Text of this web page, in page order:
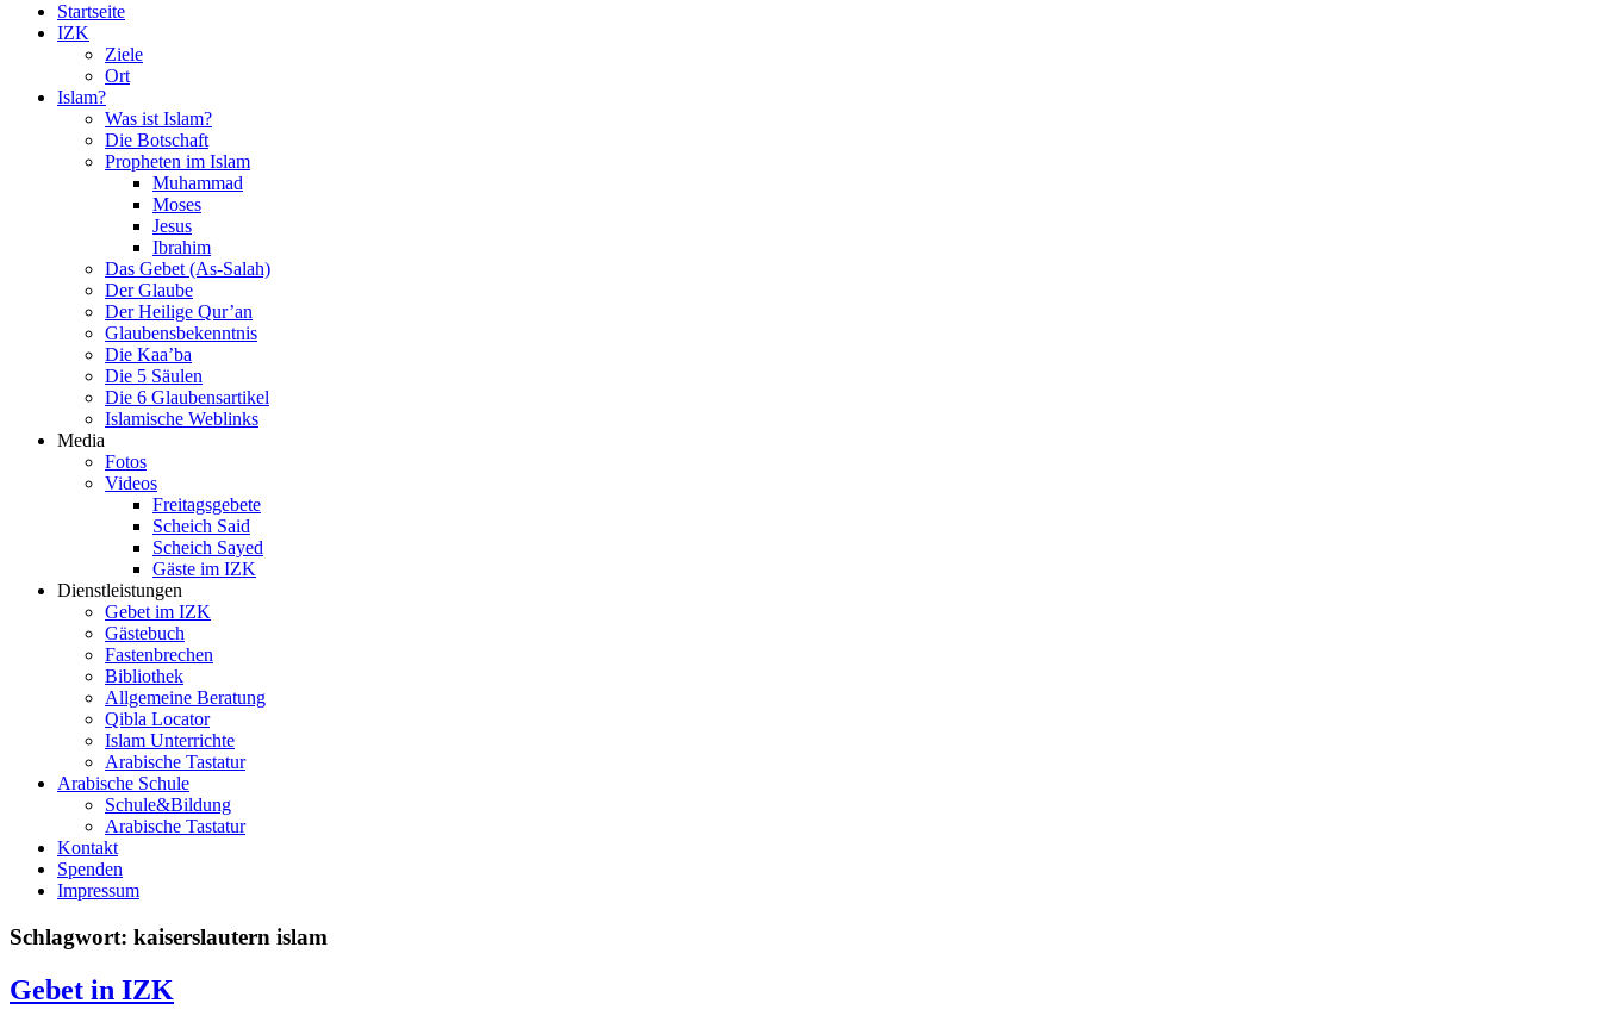
Startseite
IZK
Ziele
Ort
Islam?
Was ist Islam?
Die Botschaft
Propheten im Islam
Muhammad
Moses
Jesus
Ibrahim
Das Gebet (As-Salah)
Der Glaube
Der Heilige Qur’an
Glaubensbekenntnis
Die Kaa’ba
Die 5 Säulen
Die 6 Glaubensartikel
Islamische Weblinks
Media
Fotos
Videos
Freitagsgebete
Scheich Said
Scheich Sayed
Gäste im IZK
Dienstleistungen
Gebet im IZK
Gästebuch
Fastenbrechen
Bibliothek
Allgemeine Beratung
Qibla Locator
Islam Unterrichte
Arabische Tastatur
Arabische Schule
Schule&Bildung
Arabische Tastatur
Kontakt
Spenden
Impressum
Schlagwort: kaiserslautern islam
Gebet in IZK